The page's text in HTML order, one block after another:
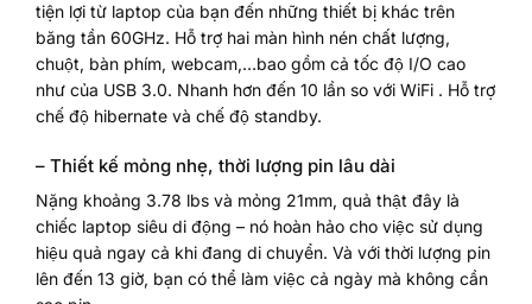
tiện lợi từ laptop của bạn đến những thiết bị khác trên
băng tần 60GHz. Hỗ trợ hai màn hình nén chất lượng,
chuột, bàn phím, webcam,…bao gồm cả tốc độ I/O cao
như của USB 3.0. Nhanh hơn đến 10 lần so với WiFi . Hỗ trợ
chế độ hibernate và chế độ standby.
– Thiết kế mỏng nhẹ, thời lượng pin lâu dài
Nặng khoảng 3.78 lbs và mỏng 21mm, quả thật đây là
chiếc laptop siêu di động – nó hoàn hảo cho việc sử dụng
hiệu quả ngay cả khi đang di chuyển. Và với thời lượng pin
lên đến 13 giờ, bạn có thể làm việc cả ngày mà không cần